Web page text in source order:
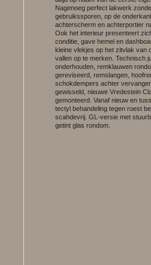
Nagenoeg perfect lakwerk
gebruikssporen, op de
achterscherm en achterportier
Ook het interieur presenteert
conditie, gave hemel en
kleine vlekjes op het zitvlak van
vallen op te merken. Technisch
onderhouden, remklauwen
gereviseerd, remslangen,
schokdempers achter
gewisseld, nieuwe Vredestein
gemonteerd. Vanaf nieuw en
tectyl behandeling tegen roest
scahdevrij. GL-versie met
getint glas rondom.